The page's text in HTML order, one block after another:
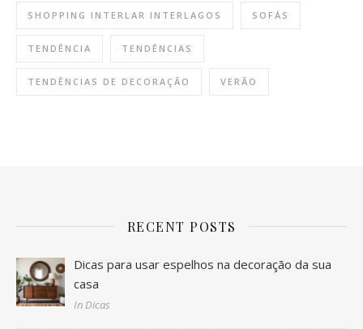
SHOPPING INTERLAR INTERLAGOS SOFÁS
TENDÊNCIA TENDÊNCIAS
TENDÊNCIAS DE DECORAÇÃO VERÃO
RECENT POSTS
Dicas para usar espelhos na decoração da sua
casa
In Dicas